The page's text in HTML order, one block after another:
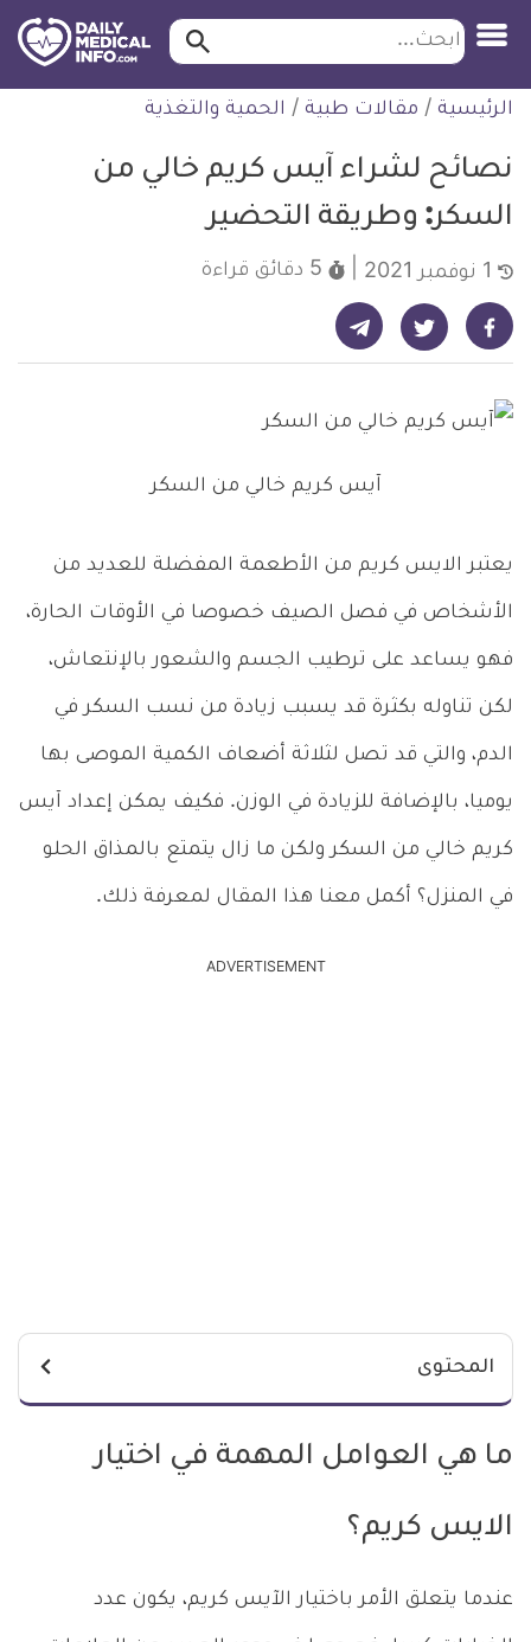
التخطي
للمحتوى
طبية
ابحث ابحث…
الرئيسية / مقالات طبية / الحمية والتغذية
نصائح لشراء آيس كريم خالي من
السكر: وطريقة التحضير
5 دقائق قراءة
شارك على فيسبوك - ديلي ميديكال انفو شارك على تويتر - ديلي ميديكال انفو شارك على تيليجرام - ديلي ميديكال انفو
آيس كريم خالي من السكر
يعتبر الايس كريم من الأطعمة المفضلة للعديد من
الأشخاص في فصل الصيف خصوصا في الأوقات الحارة،
فهو يساعد على ترطيب الجسم والشعور بالإنتعاش،
لكن تناوله بكثرة قد يسبب زيادة من نسب السكر في
الدم، والتي قد تصل لثلاثة أضعاف الكمية الموصى بها
يوميا، بالإضافة للزيادة في الوزن. فكيف يمكن إعداد آيس
كريم خالي من السكر ولكن ما زال يتمتع بالمذاق الحلو
في المنزل؟ أكمل معنا هذا المقال لمعرفة ذلك.
ADVERTISEMENT
المحتوى
ما هي العوامل المهمة في اختيار
الايس كريم؟
عندما يتعلق الأمر باختيار الآيس كريم، يكون عدد